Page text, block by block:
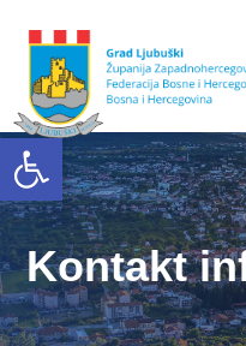
Kontakt
Open toolbar